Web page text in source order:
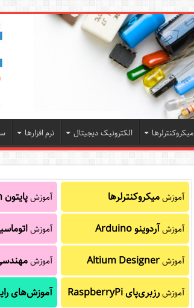
میکروکنترلرها الکترونیک دیجیتال نرم افزارها
آموزشمیکروکنترلرها
آموزشآردوینو Arduino
آموزشAltium Designer
آموزشرزبری‌پای RaspberryPi
آموزشپایتون Python
آموزش
آموزش
آموزش‌های